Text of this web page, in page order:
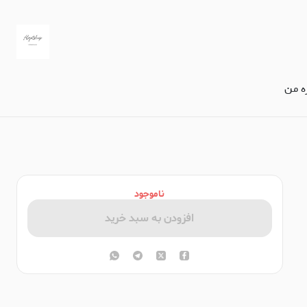
من
ناموجود
افزودن به سبد خرید